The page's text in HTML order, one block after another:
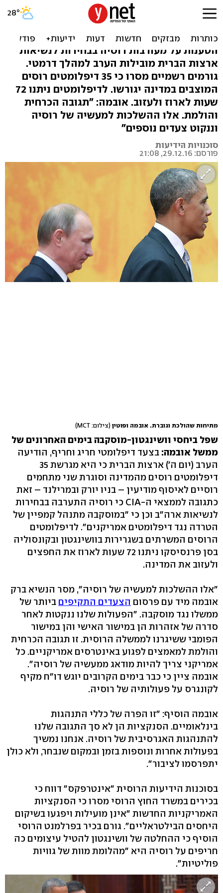
אובמה מעניש את רוסיה
ומגרש עשרות דיפלומטים
הטענות על מעורבות רוסיה בבחירות לנשיאות
ארצות הברית מובילות הערב למהלך דרמטי.
גורמים רשמיים מסרו כי 35 דיפלומטים רוסים
המוצבים במדינה יגורשו. לדיפלומטים ניתנו 72
שעות לארוז ולעזוב. אובמה: "תגובה הכרחית
והולמת. אלו ההשלכות למעשיה של רוסיה
וננקוט צעדים נוספים"
סוכנויות הידיעות
פורסם: 29.12.16, 21:08
מתיחות שהולכת וגוברת. אובמה ופוטין (צילום: MCT)
שפל ביחסי וושינגטון-מוסקבה בימים האחרונים של
ממשל אובמה: בצעד דיפלומטי חריג וחריף, הודיעה
הערב (יום ה') ארצות הברית כי היא מגרשת 35
דיפלומטים רוסים מהמדינה וסוגרת שני מתחמים
רוסיים לאיסוף מודיעין – בניו יורק ובמרילנד – זאת
כתגובה לממצאי ה-CIA כי רוסיה התערבה בבחירות
לנשיאות ארה"ב וכן כי "במוסקבה מתנהל קמפיין של
הטרדה נגד דיפלומטים אמריקנים". לדיפלומטים
הרוסים המשרתים בשגרירות בוושינגטון ובקונסוליה
בסן פרנסיסקו ניתנו 72 שעות לארוז את החפצים
ולעזוב את המדינה.
"אלו ההשלכות למעשיה של רוסיה", מסר הנשיא ברק
אובמה מיד עם פרסום הצעדים התקיפים ביותר של
ממשלו נגד מוסקבה. "הפעולות שלנו ננקטות לאחר
סדרה של אזהרות הן במישור האישי והן במישור
הפומבי ששיגרנו לממשלה הרוסית. זו תגובה הכרחית
והולמת למאמצים לפגוע באינטרסים אמריקניים. כל
אמריקני צריך להיות מודאג ממעשיה של רוסיה".
אובמה ציין כי כבר בימים הקרובים יוגש דו"ח מקיף
לקונגרס על פעולותיה של רוסיה.
אובמה הוסיף: "זו הפרה של כללי התנהגות
בינלאומיים. הסנקציות הן לא סך התגובה שלנו
להתנהגות האגרסיבית של רוסיה. אנחנו נמשיך
בפעולות אחרות ונוספות בזמן ובמקום שנבחר, ולא כולן
יתפרסמו לציבור".
בסוכנות הידיעות הרוסית "אינטרפקס" דווח כי
בכירים במשרד החוץ הרוסי מסרו כי הסנקציות
האמריקניות החדשות "אינן מועילות ויפגעו בשיקום
היחסים הבילטראליים". גורם בכיר בפרלמנט הרוסי
הוסיף כי ההחלטה של וושינגטון להטיל עיצומים כה
חריפים על רוסיה היא "מהלומת מוות של גוויות
פוליטיות".